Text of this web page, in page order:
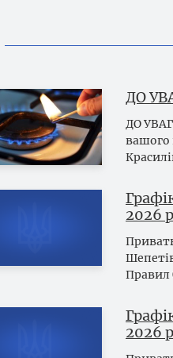
ДО
ДО
вашого
2026
Правил
2026